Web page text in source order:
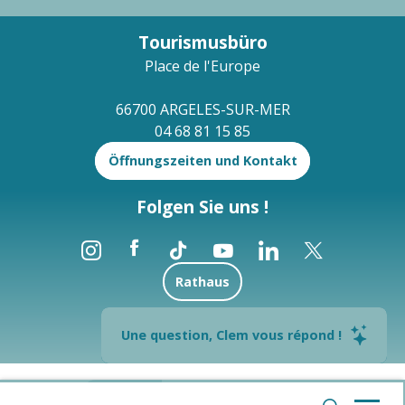
Une question, Clem vous répond !
Tourismusbüro
Place de l'Europe
66700 ARGELES-SUR-MER
04 68 81 15 85
Öffnungszeiten und Kontakt
Folgen Sie uns !
Rathaus
Brochures